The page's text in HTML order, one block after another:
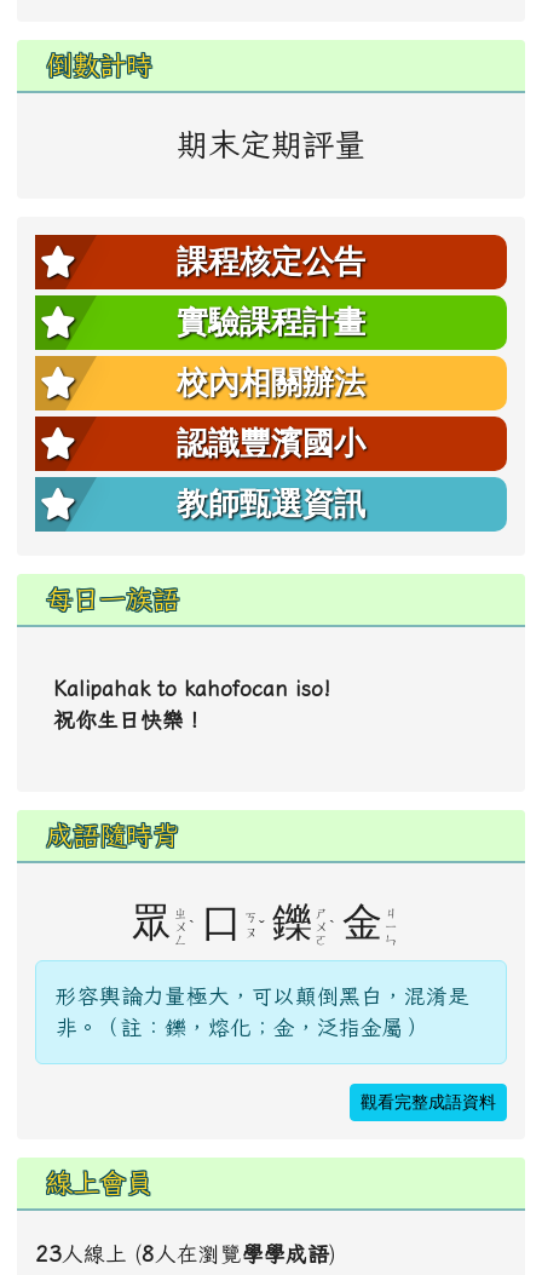
倒數計時
期末定期評量
課程核定公告
實驗課程計畫
校內相關辦法
認識豐濱國小
教師甄選資訊
每日一族語
Kalipahak to kahofocan iso!
祝你生日快樂！
成語隨時背
眾 ㄓ
ㄨ
ㄥ
ˋ 口
ㄎ
ㄡ ˇ 鑠 ㄕ
ㄨ
ㄛ
ˋ 金 ㄐ
ㄧ
ㄣ
形容輿論力量極大，可以顛倒黑白，混淆是
非。（註：鑠，熔化；金，泛指金屬）
觀看完整成語資料
線上會員
23 人線上 (8 人在瀏覽學學成語)